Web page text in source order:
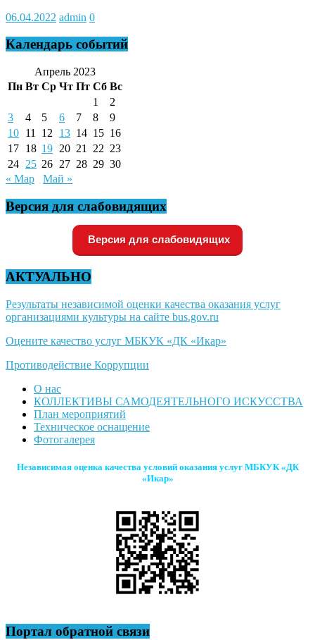
06.04.2022 admin 0
Календарь событий
Апрель 2023
Пн Вт Ср Чт Пт Сб Вс
1
2
3
4 5 6 7 8
9
10 11 12 13 14 15 16
17 18 19 20 21 22 23
24 25 26 27 28 29 30
« Мар
Май »
Версия для слабовидящих
Версия для слабовидящих
АКТУАЛЬНО
Результаты независимой оценки качества оказания услуг
организациями культуры на сайте bus.gov.ru
Оцените качество услуг МБКУК «ДК «Икар»
Противодействие Коррупции
О нас
КОЛЛЕКТИВЫ САМОДЕЯТЕЛЬНОГО ИСКУССТВА
План мероприятий
Техническое оснащение
Фотогалерея
Независимая оценка качества условий оказания услуг МБКУК «ДК
«Икар»
Портал обратной связи